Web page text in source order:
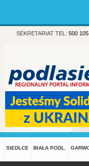
SEKRETARIAT TEL: 500
SIEDLCE BIAŁA PODL.